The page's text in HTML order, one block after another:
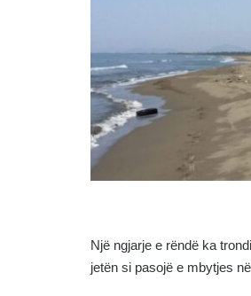
Një ngjarje e rëndë ka
jetën si pasojë e mbytjes